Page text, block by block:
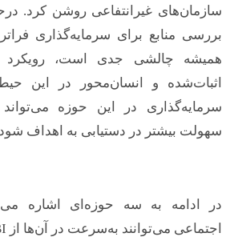
سازمان‌های غیرانتفاعی روشن کرد.
بررسی منابع برای سرمایه‌گذاری
اثبات‌شده و انسان‌محور در این
سرمایه‌گذاری در این حوزه
سهولت بیشتر در دستیابی به اهداف
در ادامه به سه حوزه‌ای اشاره
اجتماعی می‌توانند به‌سرعت در آن‌ها از BI بهره ببرند: